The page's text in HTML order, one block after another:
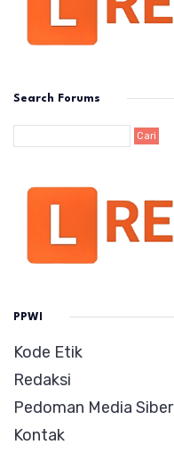
Search Forums
PPWI
Kode Etik
Redaksi
Pedoman Media Siber
Kontak